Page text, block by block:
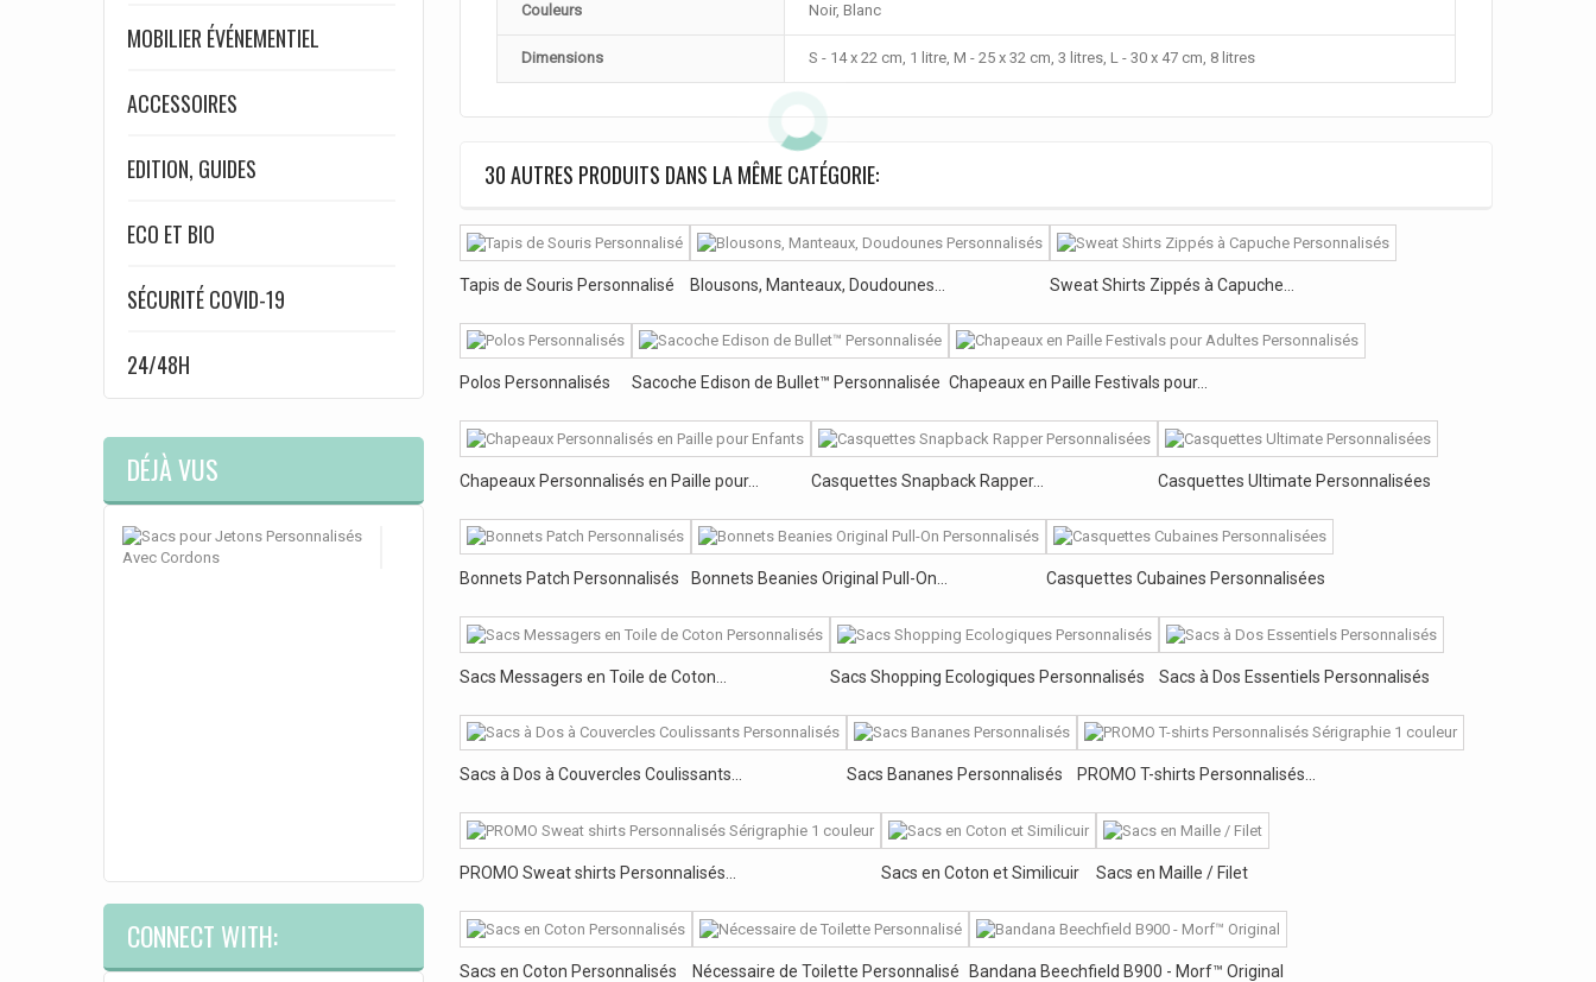
MOBILIER ÉVÉNEMENTIEL
ACCESSOIRES
EDITION, GUIDES
ECO ET BIO
SÉCURITÉ COVID-19
24/48H
DÉJÀ VUS
Jetons...
cordons
serrage,
transporter
pièces...
événements....
CONNECT WITH:
Couleurs Noir, Blanc
Dimensions S - 14 x 22 cm, 1 litre, M - 25 x 32 cm, 3 litres, L - 30 x 47 cm, 8 litres
30 AUTRES PRODUITS DANS LA MÊME CATÉGORIE:
Tapis de Souris Personnalisé Blousons, Manteaux, Doudounes... Sweat Shirts Zippés à Capuche...
Polos Personnalisés Sacoche Edison de Bullet™ Personnalisée Chapeaux en Paille Festivals pour...
Chapeaux Personnalisés en Paille pour... Casquettes Snapback Rapper... Casquettes Ultimate Personnalisées
Bonnets Patch Personnalisés Bonnets Beanies Original Pull-On... Casquettes Cubaines Personnalisées
Sacs Messagers en Toile de Coton... Sacs Shopping Ecologiques Personnalisés Sacs à Dos Essentiels Personnalisés
Sacs à Dos à Couvercles Coulissants... Sacs Bananes Personnalisés PROMO T-shirts Personnalisés...
PROMO Sweat shirts Personnalisés... Sacs en Coton et Similicuir Sacs en Maille / Filet
Sacs en Coton Personnalisés Nécessaire de Toilette Personnalisé Bandana Beechfield B900 - Morf™ Original